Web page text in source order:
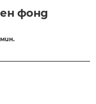
фонд
мин.